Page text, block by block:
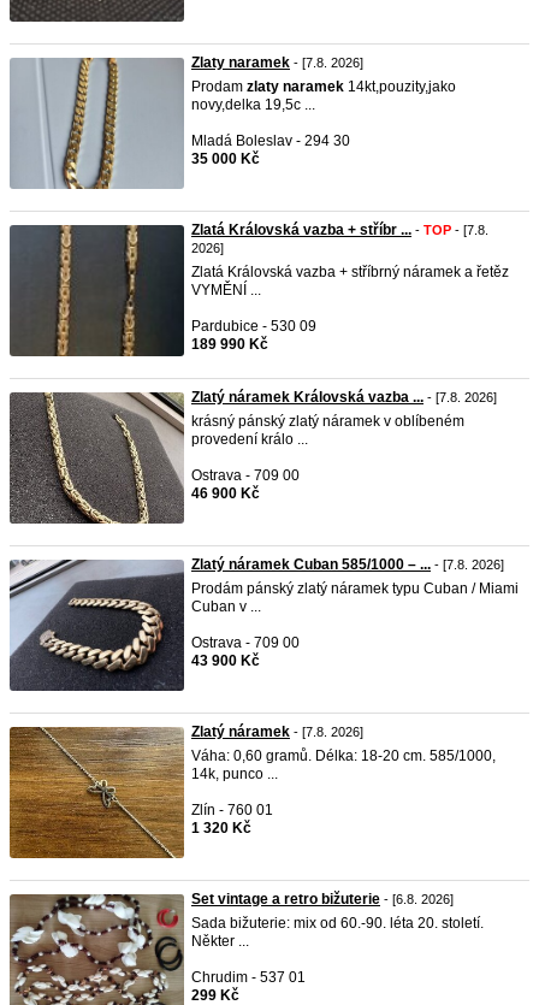
Zlaty naramek - [7.8. 2026]
Prodam zlaty naramek 14kt,pouzity,jako
novy,delka 19,5c ...
Mladá Boleslav - 294 30
35 000 Kč
Zlatá Královská vazba + stříbr ... - TOP - [7.8.
2026]
Zlatá Královská vazba + stříbrný náramek a řetěz
VYMĚNÍ ...
Pardubice - 530 09
189 990 Kč
Zlatý náramek Královská vazba ... - [7.8. 2026]
krásný pánský zlatý náramek v oblíbeném
provedení králo ...
Ostrava - 709 00
46 900 Kč
Zlatý náramek Cuban 585/1000 – ... - [7.8. 2026]
Prodám pánský zlatý náramek typu Cuban / Miami
Cuban v ...
Ostrava - 709 00
43 900 Kč
Zlatý náramek - [7.8. 2026]
Váha: 0,60 gramů. Délka: 18-20 cm. 585/1000,
14k, punco ...
Zlín - 760 01
1 320 Kč
Set vintage a retro bižuterie - [6.8. 2026]
Sada bižuterie: mix od 60.-90. léta 20. století.
Někter ...
Chrudim - 537 01
299 Kč